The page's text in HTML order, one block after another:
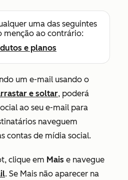
uma das seguintes
menção ao contrário:
e planos
um e-mail usando o
e soltar, poderá
ao seu e-mail para
naveguem
contas de mídia social.
clique em Mais e navegue
. Se Mais não aparecer na